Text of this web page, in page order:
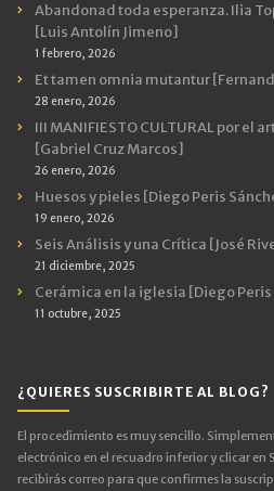
Abandonad toda esperanza. Ilia
[Luis Antolín Jimeno]
1 febrero, 2026
Et tamen omnia mutantur
28 enero, 2026
III MANIFIESTO CULTURAL por el
[Gabriel Cruz Marcos]
26 enero, 2026
Huesos y pieles [Diego Peris
19 enero, 2026
Seis Análisis y una Crítica [José
21 diciembre, 2025
Cerámica en la iglesia [Diego
11 octubre, 2025
¿QUIERES SUSCRIBIRTE AL BLOG?
El procedimiento es muy sencillo.
electrónico en el recuadro inferior y clicar en
recibirás correo para que confirmes la